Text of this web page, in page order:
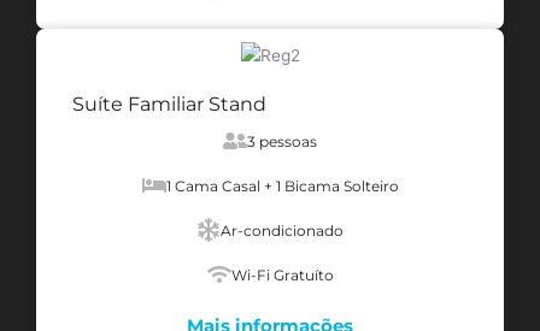
Suíte Familiar Stand
3 pessoas
1 Cama Casal + 1 Bicama Solteiro
Ar-condicionado
Wi-Fi Gratuíto
Mais informações